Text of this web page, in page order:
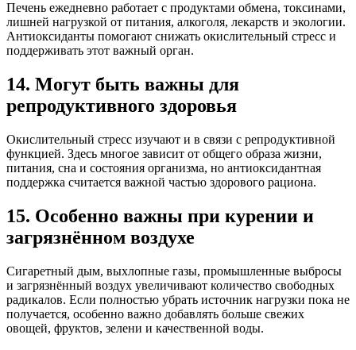
Печень ежедневно работает с продуктами обмена, токсинами,
лишней нагрузкой от питания, алкоголя, лекарств и экологии.
Антиоксиданты помогают снижать окислительный стресс и
поддерживать этот важный орган.
14. Могут быть важны для
репродуктивного здоровья
Окислительный стресс изучают и в связи с репродуктивной
функцией. Здесь многое зависит от общего образа жизни,
питания, сна и состояния организма, но антиоксидантная
поддержка считается важной частью здорового рациона.
15. Особенно важны при курении и
загрязнённом воздухе
Сигаретный дым, выхлопные газы, промышленные выбросы
и загрязнённый воздух увеличивают количество свободных
радикалов. Если полностью убрать источник нагрузки пока не
получается, особенно важно добавлять больше свежих
овощей, фруктов, зелени и качественной воды.